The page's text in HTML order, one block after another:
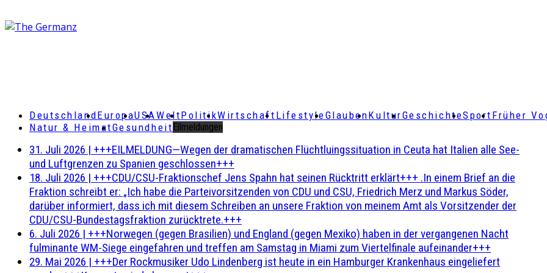
DeutschlandEuropaUSAWeltPolitikWirtschaft LifestyleGlaubenKulturGeschichteSport Früher
Natur & HeimatGesundheit Eilmeldungen
31. Juli 2026 | +++EILMELDUNG—Wegen der dramatischen Flüchtluingssituation in Ceuta hat Italien alle See-
und Luftgrenzen zu Spanien geschlossen+++
18. Juli 2026 | +++CDU/CSU-Fraktionschef Jens Spahn hat seinen Rücktritt erklärt+++ .In einem Brief an die
Fraktion schreibt er: „Ich habe die Parteivorsitzenden von CDU und CSU, Friedrich Merz und Markus Söder,
darüber informiert, dass ich mit diesem Schreiben an unsere Fraktion von meinem Amt als Vorsitzender der
CDU/CSU-Bundestagsfraktion zurücktrete.+++
6. Juli 2026 | +++Norwegen (gegen Brasilien) und England (gegen Mexiko) haben in der vergangenen Nacht
fulminante WM-Siege eingefahren und treffen am Samstag in Miami zum Viertelfinale aufeinander+++
29. Mai 2026 | +++Der Rockmusiker Udo Lindenberg ist heute in ein Hamburger Krankenhaus eingeliefert